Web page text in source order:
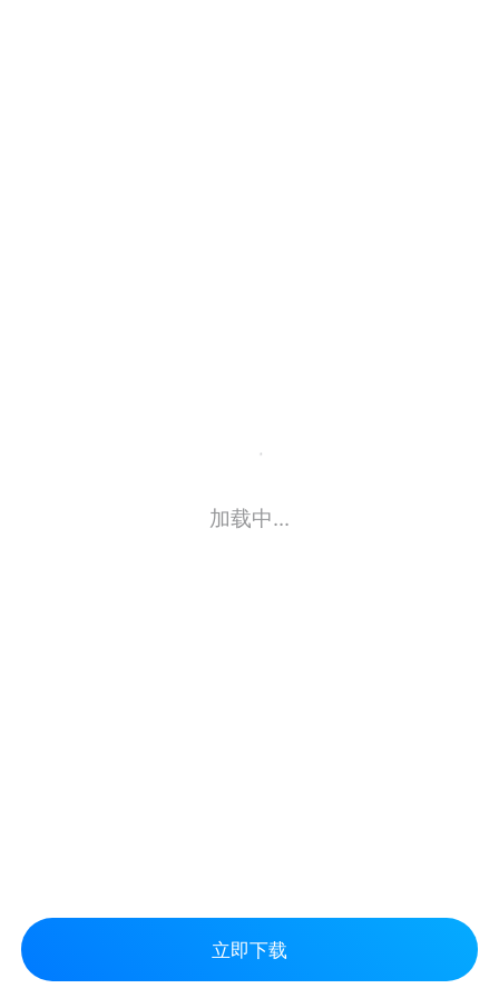
加载中...
立即下载